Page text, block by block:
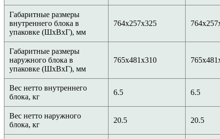
Габаритные размеры
внутреннего блока в
упаковке (ШxВxГ), мм
764x257x325
Габаритные размеры
наружного блока в
упаковке (ШxВxГ), мм
765x481x310
Вес нетто внутреннего
блока, кг
6.5 6.5
Вес нетто наружного
блока, кг
20.5 20.5